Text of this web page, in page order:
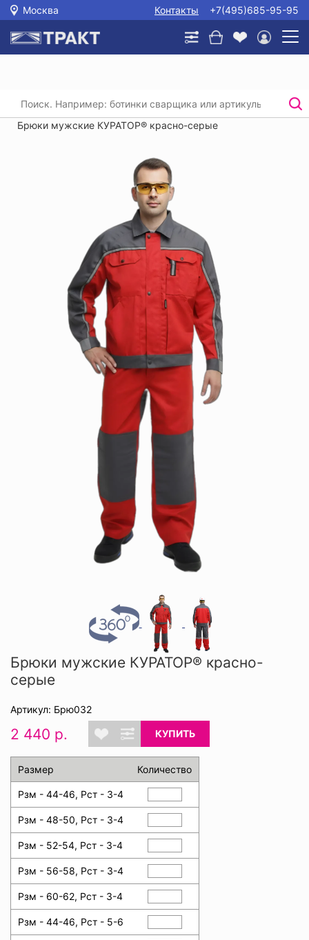
Москва Контакты +7(495)685-95-95
Главная / /
Костюмы (рабочая одежда)
Брюки мужские КУРАТОР® красно-серые
Брюки мужские КУРАТОР® красно-
серые
Артикул: Брю032
2 440 р. КУПИТЬ
Размер Количество
Рзм - 44-46, Рст - 3-4
Рзм - 48-50, Рст - 3-4
Рзм - 52-54, Рст - 3-4
Рзм - 56-58, Рст - 3-4
Рзм - 60-62, Рст - 3-4
Рзм - 44-46, Рст - 5-6